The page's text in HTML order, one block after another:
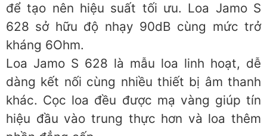
để tạo nên hiệu suất tối ưu. Loa Jamo S
628 sở hữu độ nhạy 90dB cùng mức trở
kháng 6Ohm.
Loa Jamo S 628 là mẫu loa linh hoạt, dễ
dàng kết nối cùng nhiều thiết bị âm thanh
khác. Cọc loa đều được mạ vàng giúp tín
hiệu đầu vào trung thực hơn và loa thêm